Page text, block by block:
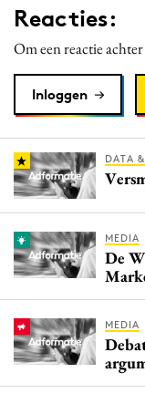
Reacties:
Om een reactie
Inloggen
DATA
MEDIA
De
MEDIA